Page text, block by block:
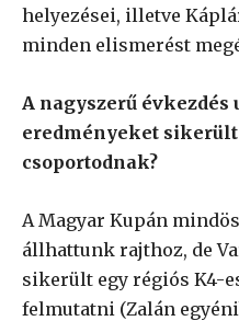
helyezései, illetve
minden elismerést
A nagyszerű évkezdés
eredményeket
csoportodnak?
A Magyar Kupán
állhattunk rajthoz, de
sikerült egy régiós K4-
felmutatni (Zalán